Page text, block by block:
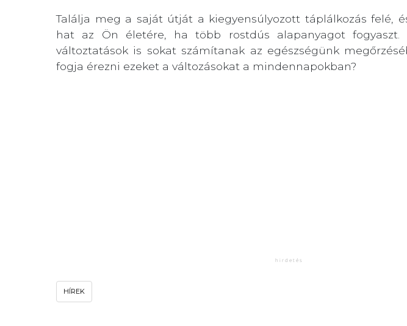
Találja meg a saját útját a kiegyensúlyozott táplálkozás felé,
hat az Ön életére, ha több rostdús alapanyagot
változtatások is sokat számítanak az egészségünk
fogja érezni ezeket a változásokat a mindennapokban?
HÍREK